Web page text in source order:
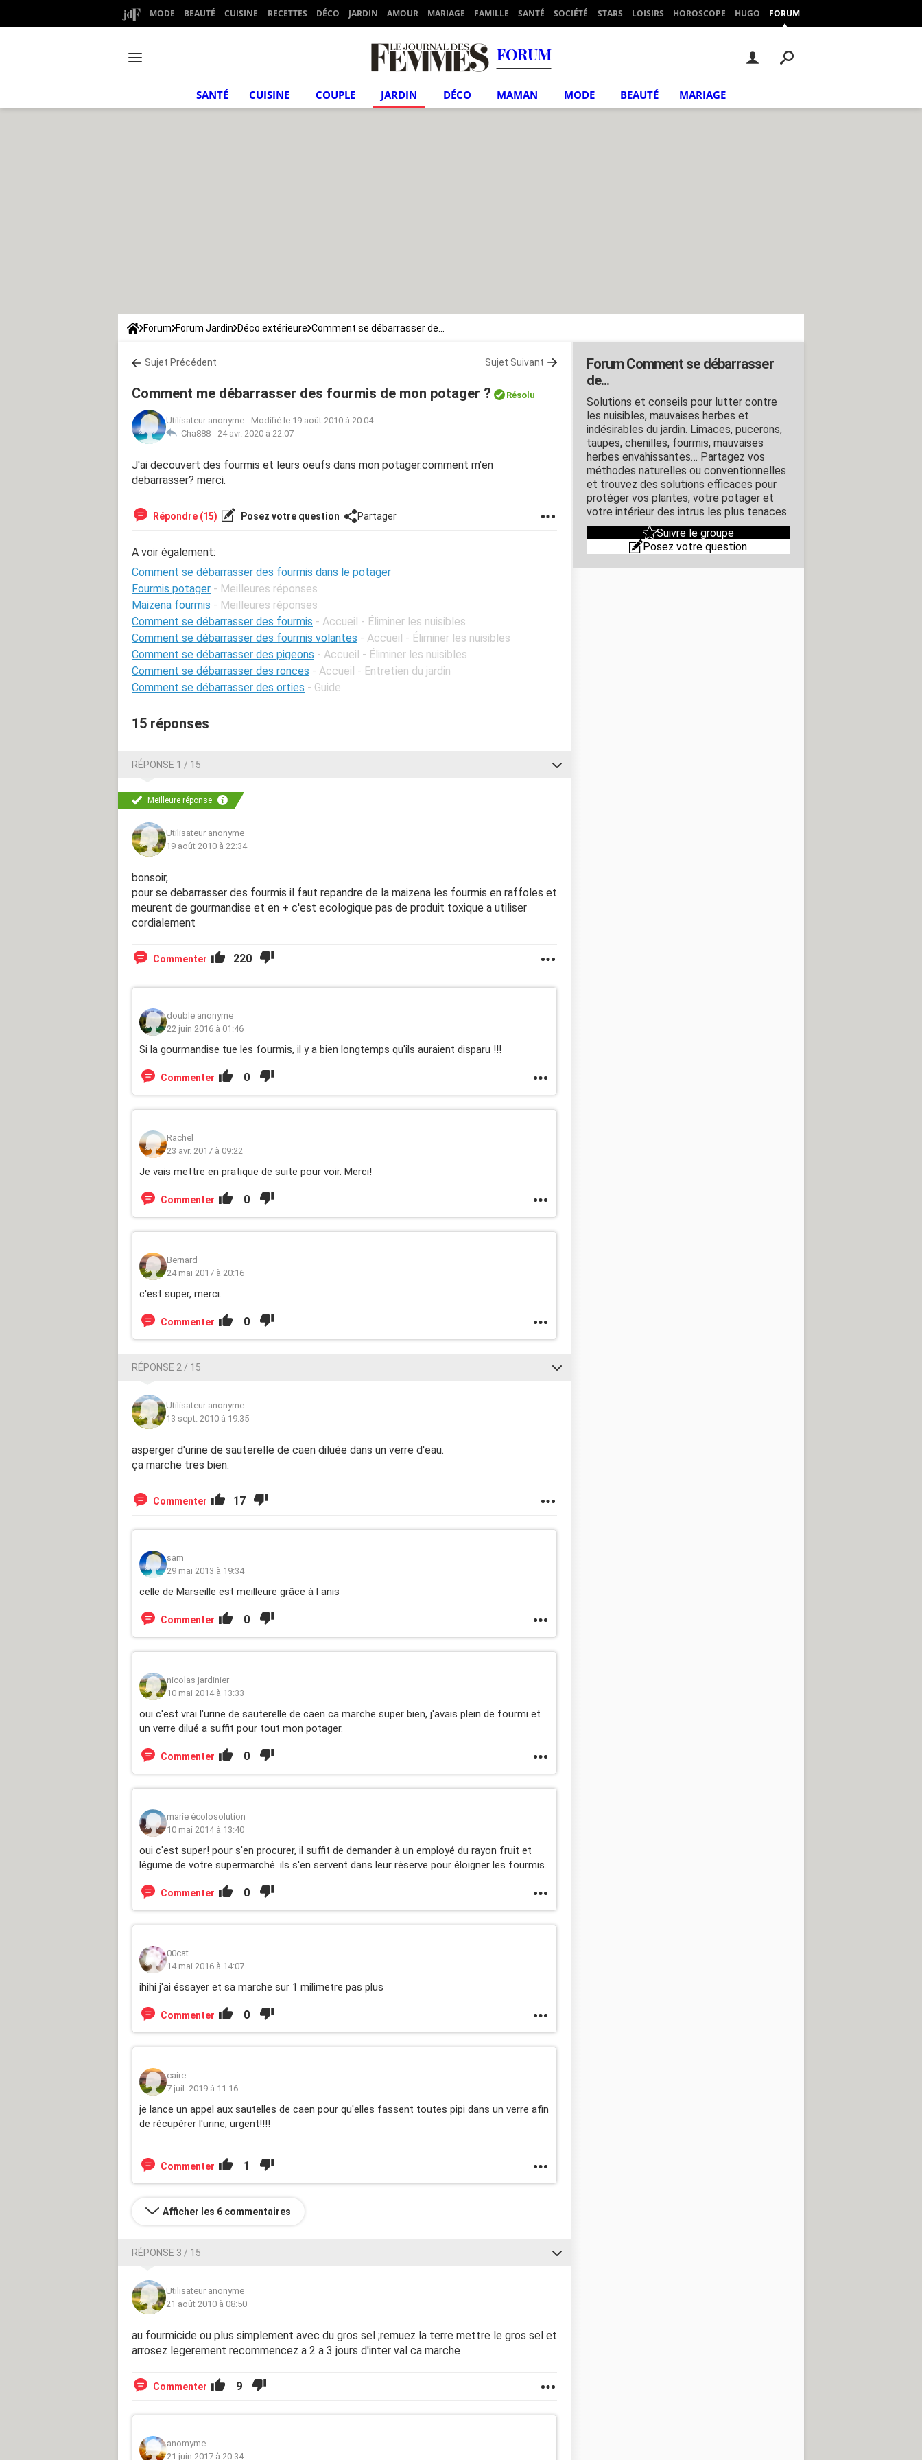
MODE BEAUTÉ CUISINE RECETTES DÉCO JARDIN AMOUR MARIAGE FAMILLE SANTÉ SOCIÉTÉ STARS LOISIRS HOROSCOPE HUGO FORUM
FORUM
SANTÉ CUISINE COUPLE JARDIN DÉCO MAMAN MODE BEAUTÉ MARIAGE
Forum Forum Jardin Déco extérieure Comment se débarrasser de...
Sujet Précédent Sujet Suivant
Comment me débarrasser des fourmis de mon potager ? Résolu
Utilisateur anonyme - Modifié le 19 août 2010 à 20:04
Cha888 - 24 avr. 2020 à 22:07
J'ai decouvert des fourmis et leurs oeufs dans mon potager.comment m'en
debarrasser? merci.
Répondre (15) Posez votre question Partager
A voir également:
Comment se débarrasser des fourmis dans le potager
Fourmis potager - Meilleures réponses
Maizena fourmis - Meilleures réponses
Comment se débarrasser des fourmis - Accueil - Éliminer les nuisibles
Comment se débarrasser des fourmis volantes - Accueil - Éliminer les nuisibles
Comment se débarrasser des pigeons - Accueil - Éliminer les nuisibles
Comment se débarrasser des ronces - Accueil - Entretien du jardin
Comment se débarrasser des orties - Guide
15 réponses
RÉPONSE 1 / 15
Meilleure réponse
Utilisateur anonyme
19 août 2010 à 22:34
bonsoir,
pour se debarrasser des fourmis il faut repandre de la maizena les fourmis en raffoles et
meurent de gourmandise et en + c'est ecologique pas de produit toxique a utiliser
cordialement
Commenter 220
double anonyme
22 juin 2016 à 01:46
Si la gourmandise tue les fourmis, il y a bien longtemps qu'ils auraient disparu !!!
Commenter 0
Rachel
23 avr. 2017 à 09:22
Je vais mettre en pratique de suite pour voir. Merci!
Commenter 0
Bernard
24 mai 2017 à 20:16
c'est super, merci.
Commenter 0
RÉPONSE 2 / 15
Utilisateur anonyme
13 sept. 2010 à 19:35
asperger d'urine de sauterelle de caen diluée dans un verre d'eau.
ça marche tres bien.
Commenter 17
sam
29 mai 2013 à 19:34
celle de Marseille est meilleure grâce à l anis
Commenter 0
nicolas jardinier
10 mai 2014 à 13:33
oui c'est vrai l'urine de sauterelle de caen ca marche super bien, j'avais plein de fourmi et
un verre dilué a suffit pour tout mon potager.
Commenter 0
marie écolosolution
10 mai 2014 à 13:40
oui c'est super! pour s'en procurer, il suffit de demander à un employé du rayon fruit et
légume de votre supermarché. ils s'en servent dans leur réserve pour éloigner les fourmis.
Commenter 0
00cat
14 mai 2016 à 14:07
ihihi j'ai éssayer et sa marche sur 1 milimetre pas plus
Commenter 0
caire
7 juil. 2019 à 11:16
je lance un appel aux sautelles de caen pour qu'elles fassent toutes pipi dans un verre afin
de récupérer l'urine, urgent!!!!
Commenter 1
Afficher les 6 commentaires
RÉPONSE 3 / 15
Utilisateur anonyme
21 août 2010 à 08:50
au fourmicide ou plus simplement avec du gros sel ;remuez la terre mettre le gros sel et
arrosez legerement recommencez a 2 a 3 jours d'inter val ca marche
Commenter 9
anomyme
21 juin 2017 à 20:34
Forum Comment se débarrasser
de...
Solutions et conseils pour lutter contre
les nuisibles, mauvaises herbes et
indésirables du jardin. Limaces, pucerons,
taupes, chenilles, fourmis, mauvaises
herbes envahissantes… Partagez vos
méthodes naturelles ou conventionnelles
et trouvez des solutions efficaces pour
protéger vos plantes, votre potager et
votre intérieur des intrus les plus tenaces.
Suivre le groupe
Posez votre question